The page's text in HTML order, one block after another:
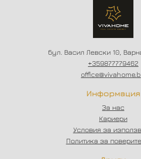
бул. Васил Левски 10,
+359877779462
Информация
За нас
Кариери
Условия за
Политика за